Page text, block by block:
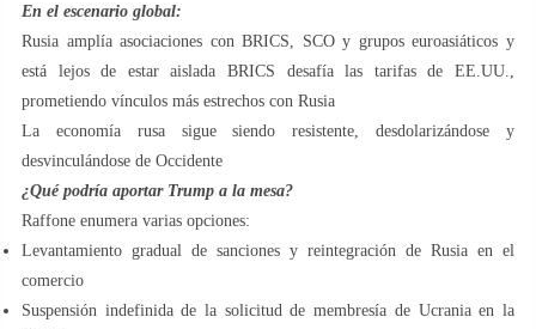
En el escenario global:
Rusia amplía asociaciones con BRICS, SCO y grupos euroasiáticos y
está lejos de estar aislada BRICS desafía las tarifas de EE.UU.,
prometiendo vínculos más estrechos con Rusia
La economía rusa sigue siendo resistente, desdolarizándose y
desvinculándose de Occidente
¿Qué podría aportar Trump a la mesa?
Raffone enumera varias opciones:
Levantamiento gradual de sanciones y reintegración de Rusia en el
comercio
Suspensión indefinida de la solicitud de membresía de Ucrania en la